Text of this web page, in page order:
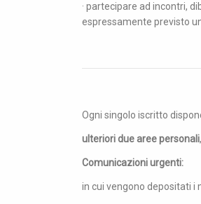
· partecipare ad incontri,
espressamente previsto
Ogni singolo iscritto
ulteriori due aree personali
Comunicazioni urgenti:
in cui vengono depositati i